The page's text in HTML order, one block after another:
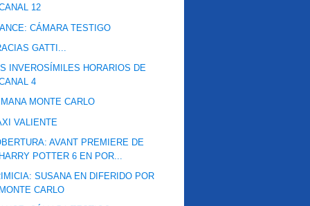
12
CÁMARA TESTIGO
GATTI...
INVEROSÍMILES HORARIOS DE
4
MONTE CARLO
VALIENTE
AVANT PREMIERE DE
POTTER 6 EN POR...
SUSANA EN DIFERIDO POR
CARLO